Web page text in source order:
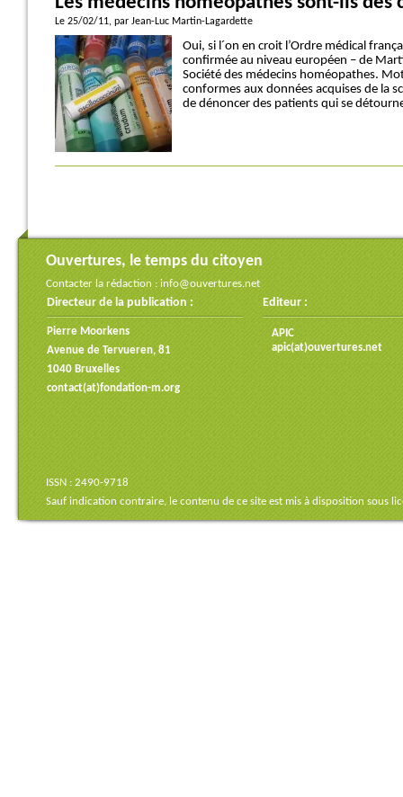
Le 25/02/11, par Jean-Luc Martin-Lagardette
Oui, si l´on en croit l’Ordre médical
confirmée au niveau européen – de
Société des médecins homéopathes.
conformes aux données acquises de la
de dénoncer des patients qui se
Ouvertures, le temps du citoyen
Contacter la rédaction : info@ouvertures.net
Directeur de la publication :
Pierre Moorkens
Avenue de Tervueren, 81
1040 Bruxelles
contact(at)fondation-m.org
Editeur :
APIC
apic(at)ouvertures.net
ISSN : 2490-9718
Sauf indication contraire, le contenu de ce site est mis à disposition sous